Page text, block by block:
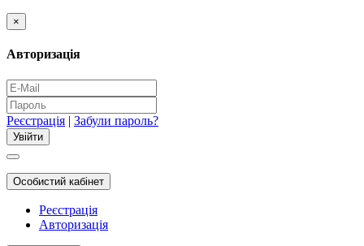
×
Авторизація
Реєстрація | Забули пароль?
Особистий кабінет
Реєстрація
Авторизація